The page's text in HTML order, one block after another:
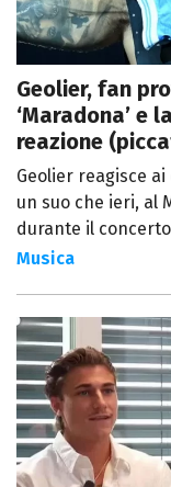
Geolier, fan
‘Maradona’ e
reazione
Geolier reagisce
un suo che ieri, al
durante il concerto
Musica